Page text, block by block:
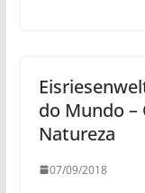
do Mundo –
Natureza
07/09/2018